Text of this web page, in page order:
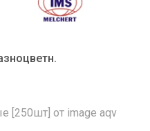
[250шт] от image aqv